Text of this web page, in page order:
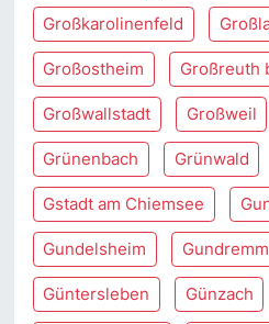
Großkarolinenfeld
Großostheim Großreuth
Großwallstadt Großweil
Grünenbach Grünwald
Gstadt am Chiemsee
Gundelsheim
Güntersleben Günzach